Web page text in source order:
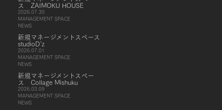
ス ZAIMOKU HOUSE
2026.07.30
MANAGEMENT SPACE
NEWS
新規マネージメントスペース
studioD’z
2026.07.01
MANAGEMENT SPACE
NEWS
新規マネージメントスペー
ス Collage Mishuku
2026.03.09
MANAGEMENT SPACE
NEWS